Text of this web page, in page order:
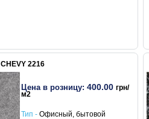
2216
Цена в розницу: 400.00 грн/
м2
Тип - Офисный, бытовой